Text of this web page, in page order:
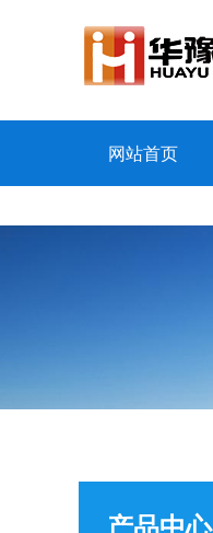
网站首页
产品中心